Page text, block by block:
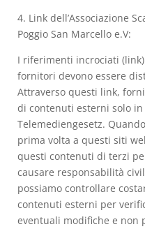
4. Link dell’Associazione
Poggio San Marcello e.V:
I riferimenti incrociati
fornitori devono essere
Attraverso questi link,
di contenuti esterni solo
Telemediengesetz.
prima volta a questi siti
questi contenuti di terzi
causare responsabilità
possiamo controllare
contenuti esterni per
eventuali modifiche e non